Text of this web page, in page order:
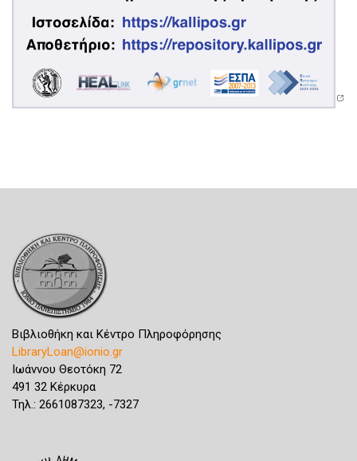
Βιβλιοθήκη και Κέντρο Πληροφόρησης
LibraryLoan@ionio.gr
Ιωάννου Θεοτόκη 72
491 32 Κέρκυρα
Τηλ.: 2661087323, -7327